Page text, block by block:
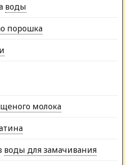
воды
порошка
молока
воды для замачивания